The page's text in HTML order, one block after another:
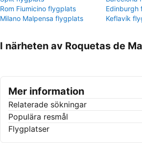
Rom Fiumicino flygplats
Edinburgh
Milano Malpensa flygplats
Keflavík
I närheten av Roquetas de
Mer information
Relaterade sökningar
Populära resmål
Flygplatser